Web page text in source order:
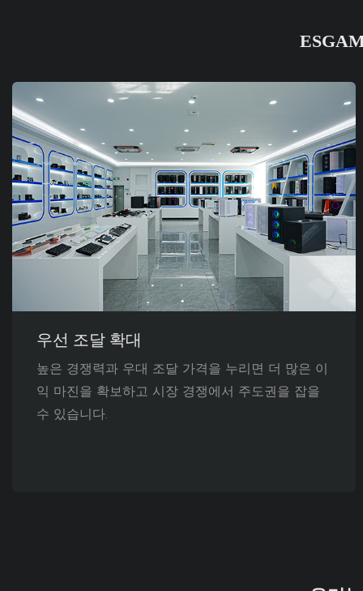
우선 조달 확대
높은 경쟁력과 우대 조달 가격을 누리면 더 많은 이
익 마진을 확보하고 시장 경쟁에서 주도권을 잡을
수 있습니다.